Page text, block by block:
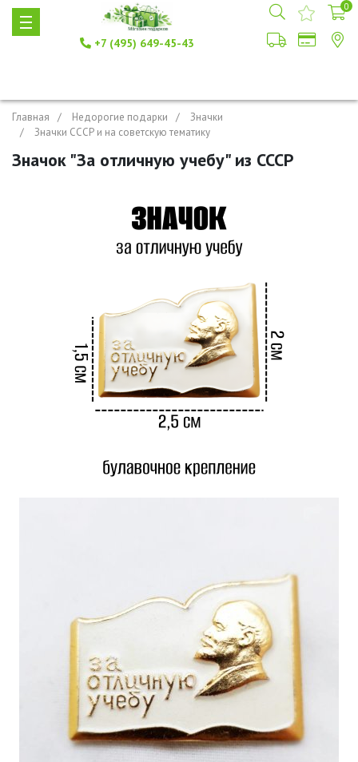
+7 (495) 649-45-43
0
Главная Недорогие подарки
Значки
Значки СССР и на советскую тематику
Значок "За отличную учебу" из СССР